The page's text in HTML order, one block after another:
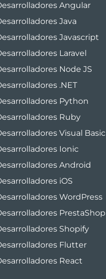
Angular
Java
Javascript
Laravel
Node JS
.NET
Python
Ruby
Visual Basic
Ionic
Android
iOS
WordPress
PrestaShop
Shopify
Flutter
React